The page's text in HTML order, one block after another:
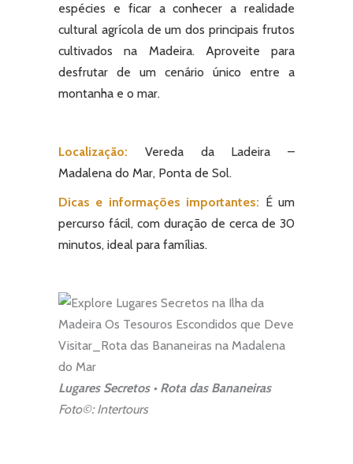
espécies e ficar a conhecer a realidade
cultural agrícola de um dos principais frutos
cultivados na Madeira. Aproveite para
desfrutar de um cenário único entre a
montanha e o mar.
Localização: Vereda da Ladeira –
Madalena do Mar, Ponta de Sol.
Dicas e informações importantes: É um
percurso fácil, com duração de cerca de 30
minutos, ideal para famílias.
Lugares Secretos • Rota das Bananeiras
Foto©: Intertours